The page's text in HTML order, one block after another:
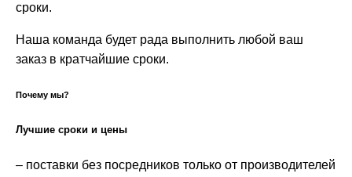
сроки.
Наша команда будет рада выполнить любой ваш
заказ в кратчайшие сроки.
Почему мы?
Лучшие сроки и цены
– поставки без посредников только от производителей